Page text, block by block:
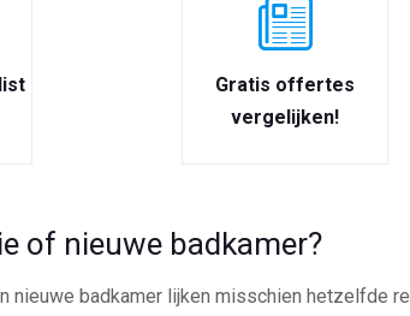
Gratis offertes
vergelijken!
of nieuwe badkamer?
nieuwe badkamer lijken misschien hetzelfde